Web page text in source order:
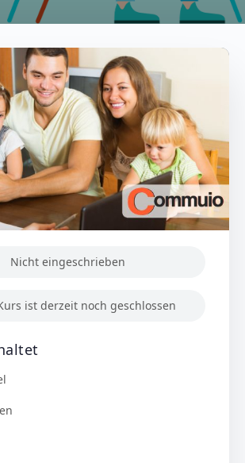
Nicht eingeschrieben
ist derzeit noch geschlossen